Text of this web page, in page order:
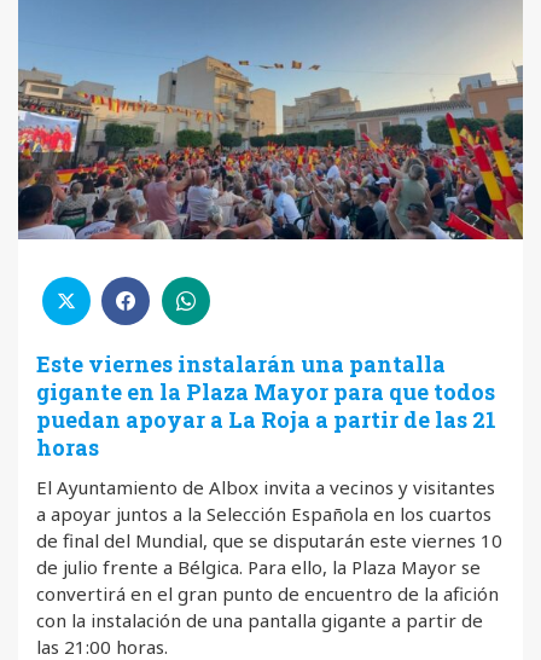
Este viernes instalarán una pantalla
gigante en la Plaza Mayor para que todos
puedan apoyar a La Roja a partir de las 21
horas
El Ayuntamiento de Albox invita a vecinos y visitantes
a apoyar juntos a la Selección Española en los cuartos
de final del Mundial, que se disputarán este viernes 10
de julio frente a Bélgica. Para ello, la Plaza Mayor se
convertirá en el gran punto de encuentro de la afición
con la instalación de una pantalla gigante a partir de
las 21:00 horas.